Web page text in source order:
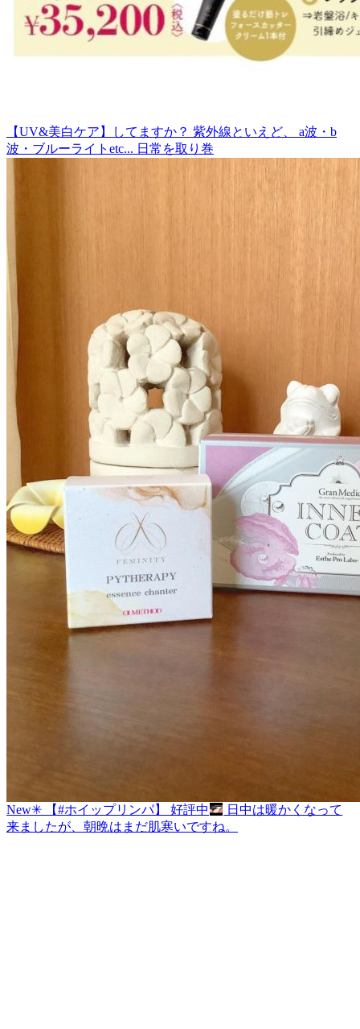
【UV&美白ケア】してますか？ 紫外線といえど、 a波・b
波・ブルーライトetc... 日常を取り巻
New✳︎ 【#ホイップリンパ】 好評中
日中は暖かくなって
来ましたが、朝晩はまだ肌寒いですね。